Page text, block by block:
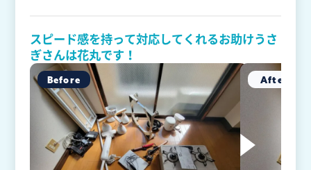
スピード感を持って対応してくれるお助けうさ
ぎさんは花丸です！